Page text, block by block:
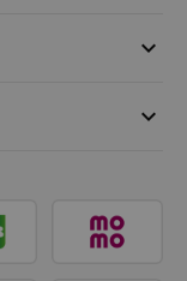
keyboard_arrow_down
keyboard_arrow_down